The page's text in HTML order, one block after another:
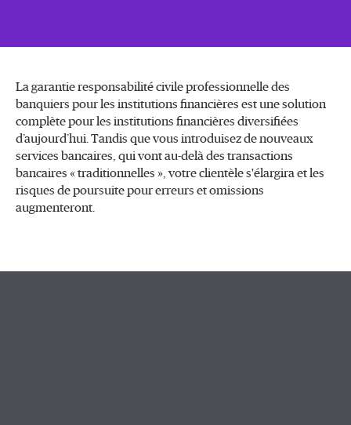
La garantie responsabilité civile professionnelle des
banquiers pour les institutions financières est une solution
complète pour les institutions financières diversifiées
d’aujourd’hui. Tandis que vous introduisez de nouveaux
services bancaires, qui vont au-delà des transactions
bancaires « traditionnelles », votre clientèle s'élargira et les
risques de poursuite pour erreurs et omissions
augmenteront.